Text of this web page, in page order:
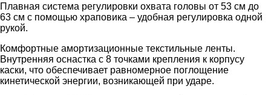
Плавная система регулировки охвата головы от 53 см до
63 см с помощью храповика – удобная регулировка одной
рукой.
Комфортные амортизационные текстильные ленты.
Внутренняя оснастка с 8 точками крепления к корпусу
каски, что обеспечивает равномерное поглощение
кинетической энергии, возникающей при ударе.